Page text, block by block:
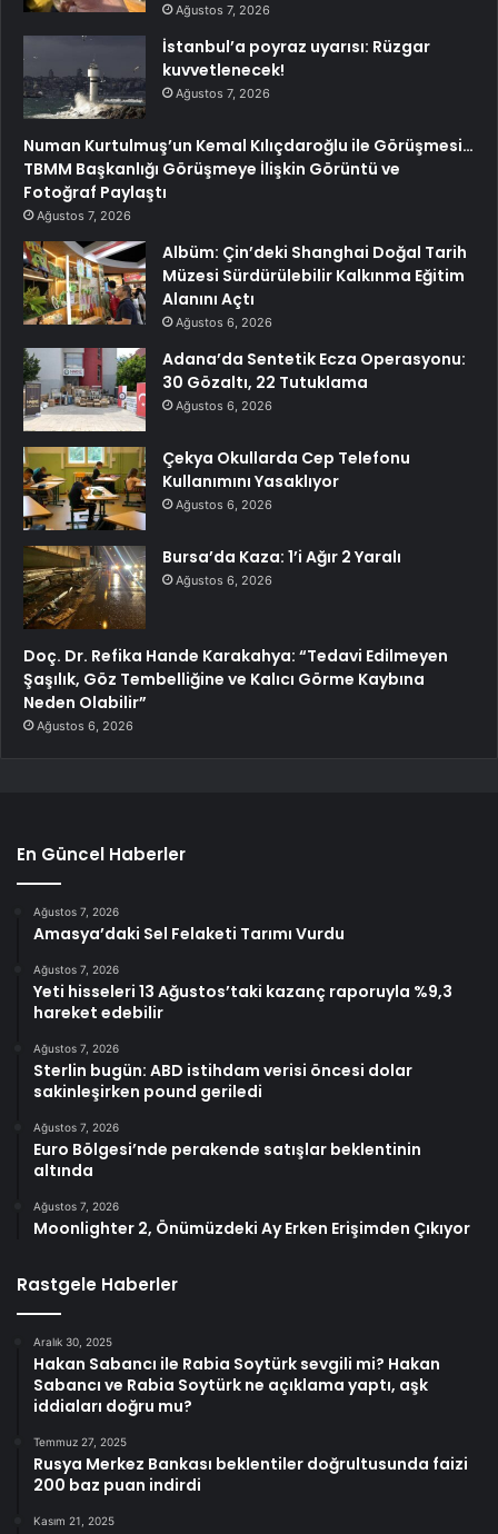
Ağustos 7, 2026
İstanbul’a poyraz uyarısı: Rüzgar
kuvvetlenecek!
Ağustos 7, 2026
Numan Kurtulmuş’un Kemal Kılıçdaroğlu ile Görüşmesi…
TBMM Başkanlığı Görüşmeye İlişkin Görüntü ve
Fotoğraf Paylaştı
Ağustos 7, 2026
Albüm: Çin’deki Shanghai Doğal Tarih
Müzesi Sürdürülebilir Kalkınma Eğitim
Alanını Açtı
Ağustos 6, 2026
Adana’da Sentetik Ecza Operasyonu:
30 Gözaltı, 22 Tutuklama
Ağustos 6, 2026
Çekya Okullarda Cep Telefonu
Kullanımını Yasaklıyor
Ağustos 6, 2026
Bursa’da Kaza: 1’i Ağır 2 Yaralı
Ağustos 6, 2026
Doç. Dr. Refika Hande Karakahya: “Tedavi Edilmeyen
Şaşılık, Göz Tembelliğine ve Kalıcı Görme Kaybına
Neden Olabilir”
Ağustos 6, 2026
En Güncel Haberler
Ağustos 7, 2026
Amasya’daki Sel Felaketi Tarımı Vurdu
Ağustos 7, 2026
Yeti hisseleri 13 Ağustos’taki kazanç raporuyla %9,3
hareket edebilir
Ağustos 7, 2026
Sterlin bugün: ABD istihdam verisi öncesi dolar
sakinleşirken pound geriledi
Ağustos 7, 2026
Euro Bölgesi’nde perakende satışlar beklentinin
altında
Ağustos 7, 2026
Moonlighter 2, Önümüzdeki Ay Erken Erişimden Çıkıyor
Rastgele Haberler
Aralık 30, 2025
Hakan Sabancı ile Rabia Soytürk sevgili mi? Hakan
Sabancı ve Rabia Soytürk ne açıklama yaptı, aşk
iddiaları doğru mu?
Temmuz 27, 2025
Rusya Merkez Bankası beklentiler doğrultusunda faizi
200 baz puan indirdi
Kasım 21, 2025